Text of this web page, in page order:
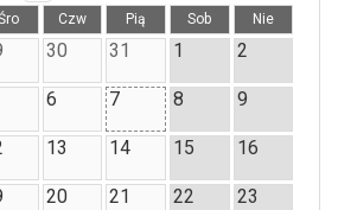
Czw Pią Sob Nie
30 31 1 2
6 7 8 9
13 14 15 16
20 21 22 23